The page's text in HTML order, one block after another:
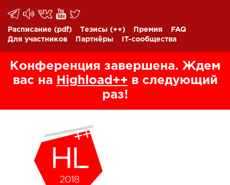
Расписание (pdf) Тезисы (++) Премия
FAQ
Для участников
Партнёры IT-сообщества
Конференция завершена. Ждем
вас на Highload++ в следующий
раз!